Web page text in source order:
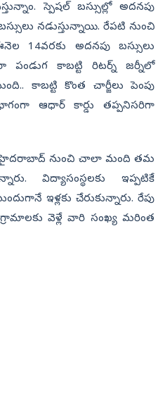
స్పెషల్ బస్సుల్లో అదనపు
నడుస్తున్నాయి. రేపటి నుంచి
14వరకు అదనపు బస్సులు
కాబట్టి రిటర్న్ జర్నీలో
కాబట్టి కొంత చార్జీలు పెంపు
ఆధార్ కార్డు తప్పనిసరిగా
హైదరాబాద్‌ నుంచి చాలా మంది తమ
విద్యాసంస్థలకు ఇప్పటికే
ఇళ్లకు చేరుకున్నారు. రేపు
వెళ్లే వారి సంఖ్య మరింత